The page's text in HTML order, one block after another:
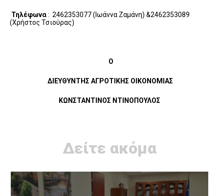
Τηλέφωνα: 2462353077 (Ιωάννα Ζαμάνη) &2462353089
(Χρήστος Τσιούρας)
Ο
ΔΙΕΥΘΥΝΤΗΣ ΑΓΡΟΤΙΚΗΣ ΟΙΚΟΝΟΜΙΑΣ
ΚΩΝΣΤΑΝΤΙΝΟΣ ΝΤΙΝΟΠΟΥΛΟΣ
Δείτε ακόμα